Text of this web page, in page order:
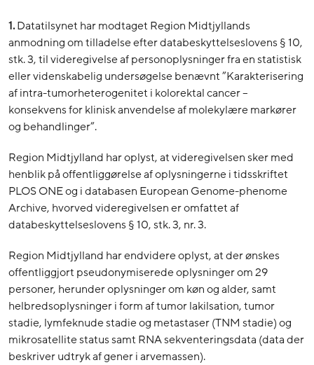
1.Datatilsynet har modtaget Region Midtjyllands
anmodning om tilladelse efter databeskyttelseslovens § 10,
stk. 3, til videregivelse af personoplysninger fra en statistisk
eller videnskabelig undersøgelse benævnt ”Karakterisering
af intra-tumorheterogenitet i kolorektal cancer –
konsekvens for klinisk anvendelse af molekylære markører
og behandlinger”.
Region Midtjylland har oplyst, at videregivelsen sker med
henblik på offentliggørelse af oplysningerne i tidsskriftet
PLOS ONE og i databasen European Genome-phenome
Archive, hvorved videregivelsen er omfattet af
databeskyttelseslovens § 10, stk. 3, nr. 3.
Region Midtjylland har endvidere oplyst, at der ønskes
offentliggjort pseudonymiserede oplysninger om 29
personer, herunder oplysninger om køn og alder, samt
helbredsoplysninger i form af tumor lakilsation, tumor
stadie, lymfeknude stadie og metastaser (TNM stadie) og
mikrosatellite status samt RNA sekventeringsdata (data der
beskriver udtryk af gener i arvemassen).